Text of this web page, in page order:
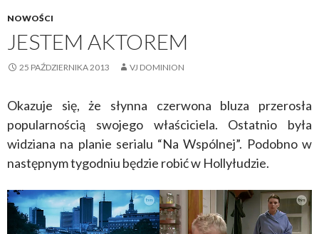
NOWOŚCI
JESTEM AKTOREM
25 PAŹDZIERNIKA 2013 VJ DOMINION
Okazuje się, że słynna czerwona bluza przerosła
popularnością swojego właściciela. Ostatnio była
widziana na planie serialu “Na Wspólnej”. Podobno w
następnym tygodniu będzie robić w Hollyłudzie.